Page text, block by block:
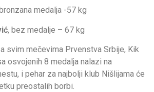
medalja -57 kg
, bez medalje – 67 kg
svim mečevima Prvenstva Srbije, Kik
osvojenih 8 medalja nalazi na
i pehar za najbolji klub Nišlijama će
preostalih borbi.